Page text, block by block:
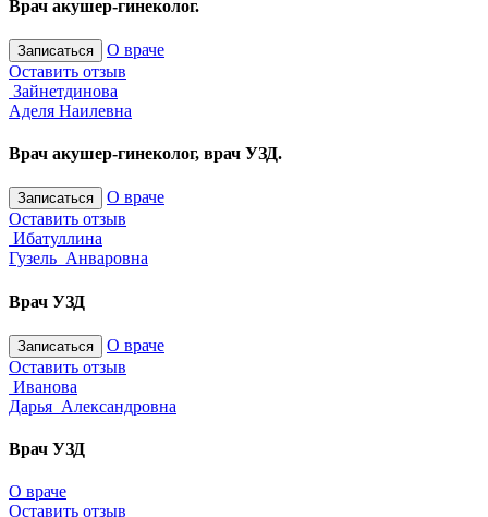
Врач акушер-гинеколог.
Записаться
О враче
Оставить отзыв
Зайнетдинова
Аделя Наилевна
Врач акушер-гинеколог, врач УЗД.
Записаться
О враче
Оставить отзыв
Ибатуллина
Гузель Анваровна
Врач УЗД
Записаться
О враче
Оставить отзыв
Иванова
Дарья Александровна
Врач УЗД
О враче
Оставить отзыв